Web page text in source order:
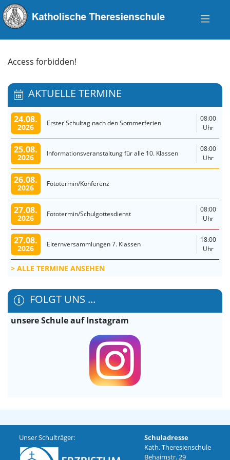
Access forbidden!
AKTUELLE TERMINE
24.08.
2026 Erster Schultag nach den Sommerferien
08:00
Uhr
25.08.
2026 Informationsveranstaltung für alle 10. Klassen
08:00
Uhr
26.08.
2026 Fototermin/Konferenz
27.08.
2026 Fototermin/Schulgottesdienst
08:00
Uhr
27.08.
2026 Elternversammlungen 7. Klassen
18:00
Uhr
ALLE TERMINE ANSEHEN
FOLGT UNS ...
unsere Schule auf Instagram
Unser Schulträger:
Schuladresse
Kath. Theresienschule
Behaimstr. 29